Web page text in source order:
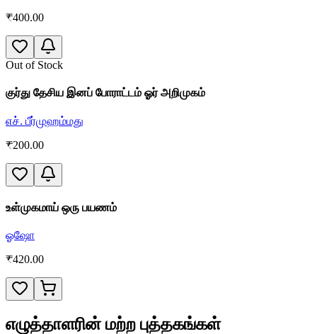
₹400.00
Out of Stock
குர்து தேசிய இனப் போராட்டம் ஓர் அறிமுகம்
எச். பீர்முஹம்மது
₹200.00
உள்முகமாய் ஒரு பயணம்
ஓஷோ
₹420.00
எழுத்தாளரின் மற்ற புத்தகங்கள்